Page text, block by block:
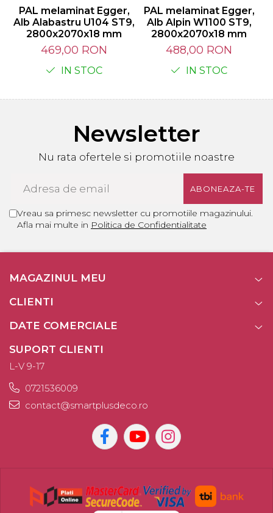
PAL melaminat Egger,
Alb Alabastru U104 ST9,
2800x2070x18 mm
469,00 RON
IN STOC
PAL melaminat Egger,
Alb Alpin W1100 ST9,
2800x2070x18 mm
488,00 RON
IN STOC
Newsletter
Nu rata ofertele si promotiile noastre
Vreau sa primesc newsletter cu promotiile magazinului.
Afla mai multe in Politica de Confidentialitate
MAGAZINUL MEU
CLIENTI
DATE COMERCIALE
SUPORT CLIENTI
L-V 9-17
0721536009
contact@smartplusdeco.ro